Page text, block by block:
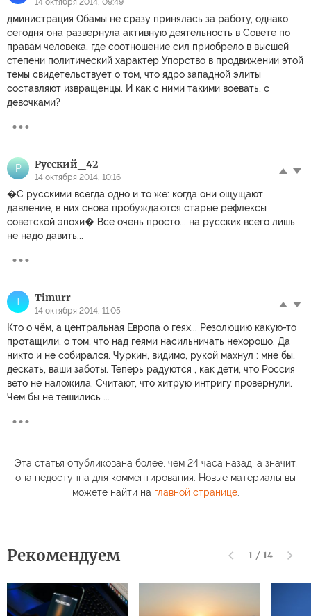
14 октября 2014, 09:49
дминистрация Обамы не сразу принялась за работу, однако
сегодня она развернула активную деятельность в Совете по
правам человека, где соотношение сил приобрело в высшей
степени политический характер Упорство в продвижении этой
темы свидетельствует о том, что ядро западной элиты
составляют извращенцы. И как с ними такими воевать, с
девочками?
Р Русский_42
14 октября 2014, 10:16
�С русскими всегда одно и то же: когда они ощущают
давление, в них снова пробуждаются старые рефлексы
советской эпохи� Все очень просто... на русских всего лишь
не надо давить...
T Timurr
14 октября 2014, 11:05
Кто о чём, а центральная Европа о геях... Резолюцию какую-то
протащили, о том, что над геями насильничать нехорошо. Да
никто и не собирался. Чуркин, видимо, рукой махнул : мне бы,
дескать, ваши заботы. Теперь радуются , как дети, что Россия
вето не наложила. Считают, что хитрую интригу провернули.
Чем бы не тешились ...
Эта статья опубликована более, чем 24 часа назад, а значит,
она недоступна для комментирования. Новые материалы вы
можете найти на главной странице.
Рекомендуем 1 / 14